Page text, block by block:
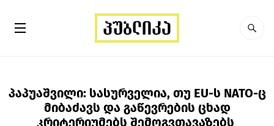
პაპუაშვილი: სასურველია, თუ EU-ს NATO-ც
მიბაძავს და გაწევრების ცხად
კრიტერიუმებს შემოგვთავაზებს